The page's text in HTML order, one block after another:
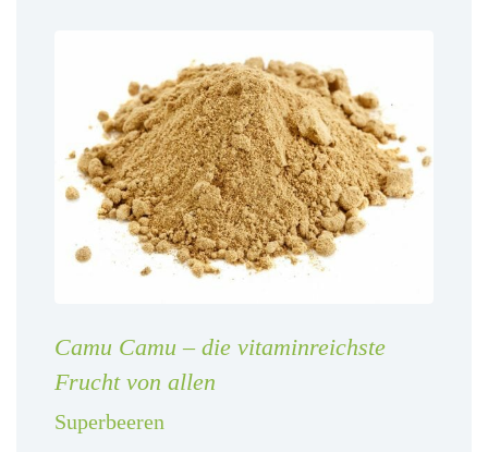
Camu Camu – die vitaminreichste
Frucht von allen
Superbeeren